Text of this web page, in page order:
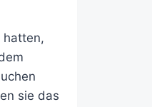
hatten,
sie das